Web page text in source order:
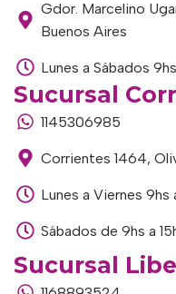
Gdor. Marcelino
Buenos Aires
Lunes a Sábados
Sucursal
1145306985
Corrientes 1464,
Lunes a Viernes 9hs
Sábados de 9hs a
Sucursal